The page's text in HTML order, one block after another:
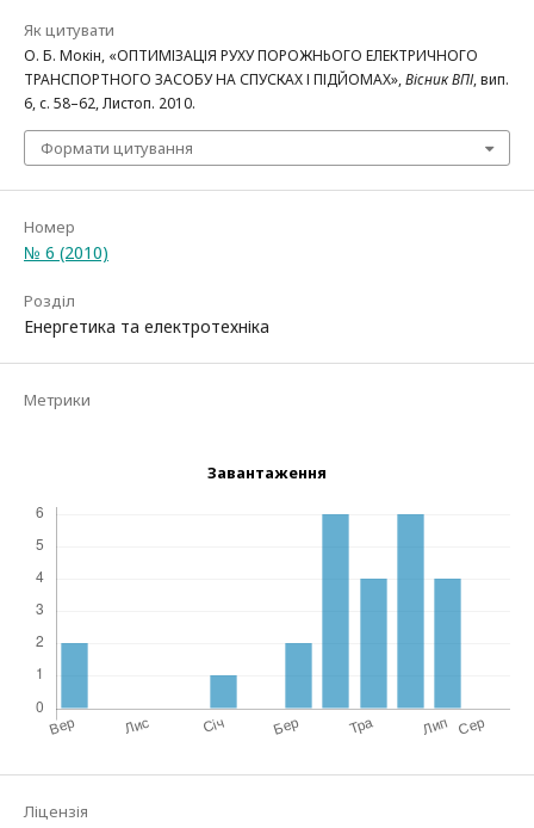
Як цитувати
О. Б. Мокін, «ОПТИМІЗАЦІЯ РУХУ ПОРОЖНЬОГО ЕЛЕКТРИЧНОГО
ТРАНСПОРТНОГО ЗАСОБУ НА СПУСКАХ І ПІДЙОМАХ»,Вісник ВПІ, вип.
6, с. 58–62, Листоп. 2010.
Формати цитування
Номер
№ 6 (2010)
Розділ
Енергетика та електротехніка
Метрики
Завантаження
Ліцензія